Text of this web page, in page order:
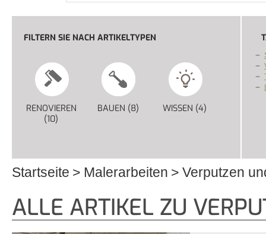
FILTERN SIE NACH ARTIKELTYPEN
RENOVIEREN
(10)
BAUEN (8) APPLY BAUEN FILTER
WISSEN (4)
Startseite Malerarbeiten Verputzen
ALLE ARTIKEL ZU